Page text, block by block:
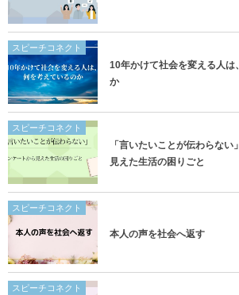
スピーチコネクト
10年かけて社会を変える人は
か
スピーチコネクト
「言いたいことが伝わらな
見えた生活の困りごと
スピーチコネクト
本人の声を社会へ返す
スピーチコネクト